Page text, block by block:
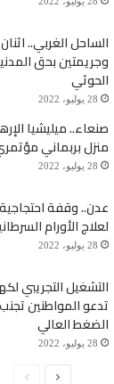
الساحل الغربي..
وجريمتين بحق
الحوثي
28 يوليو، 2022
صنعاء.. ميليشيا
منزل بربماني
28 يوليو، 2022
عدن.. وقفة
لعلاج الأورام
28 يوليو، 2022
التشغيل التجريبي
تدعو المواطنين
الضغط العالي
28 يوليو، 2022
الصفحة
الصفحة